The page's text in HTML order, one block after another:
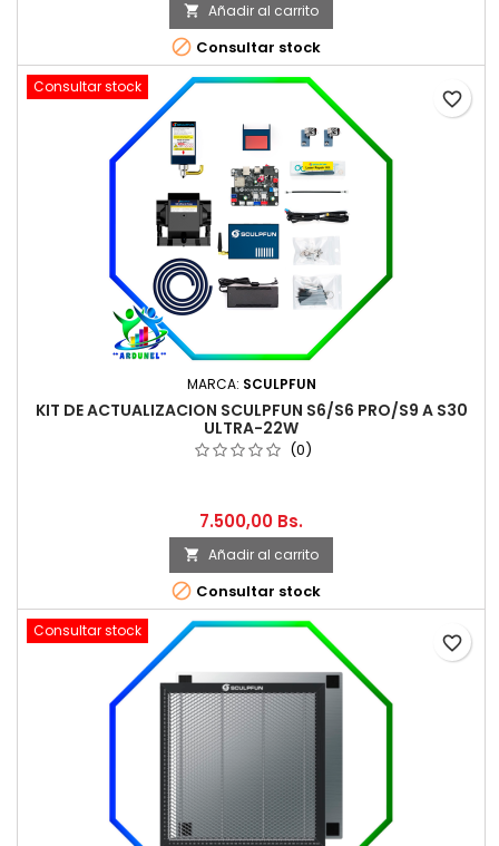
 Añadir al carrito
 Consultar stock
Consultar stock
MARCA: SCULPFUN
KIT DE ACTUALIZACION SCULPFUN S6/S6 PRO/S9 A S30
ULTRA-22W
(0)
7.500,00 Bs.
 Añadir al carrito
 Consultar stock
favorite_border
Consultar stock
favorite_border